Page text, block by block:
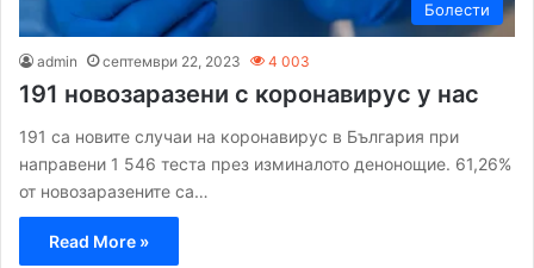
Болести
admin септември 22, 2023 4 003
191 новозаразени с коронавирус у нас
191 са новите случаи на коронавирус в България при
направени 1 546 теста през изминалото денонощие. 61,26%
от новозаразените са…
Read More »